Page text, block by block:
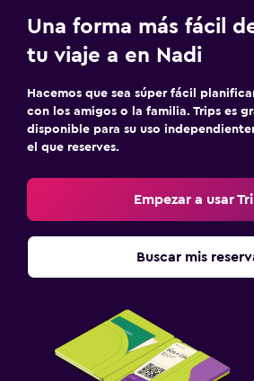
Una forma más fácil
tu viaje a en Nadi
Hacemos que sea súper fácil
con los amigos o la familia. Trips es
disponible para su uso
el que reserves.
Empezar a usar
Buscar mis